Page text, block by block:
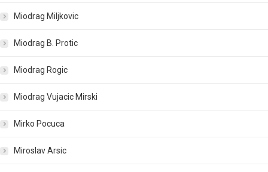
Miodrag Miljkovic
Miodrag B. Protic
Miodrag Rogic
Miodrag Vujacic Mirski
Mirko Pocuca
Miroslav Arsic